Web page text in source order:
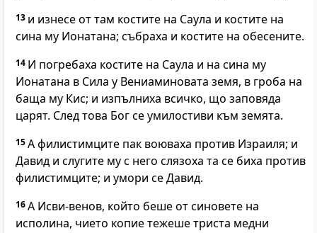
13 и изнесе от там костите на Саула и костите на
сина му Ионатана; събраха и костите на обесените.
14 И погребаха костите на Саула и на сина му
Ионатана в Сила у Вениаминовата земя, в гроба на
баща му Кис; и изпълниха всичко, що заповяда
царят. След това Бог се умилостиви към земята.
15А филистимците пак воюваха против Израиля; и
Давид и слугите му с него слязоха та се биха против
филистимците; и умори се Давид.
16А Исви-венов, който беше от синовете на
исполина, чието копие тежеше триста медни